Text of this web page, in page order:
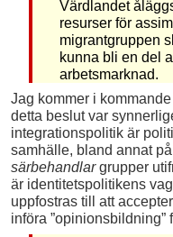
Värdlandet
resurser för
migrantgruppen
kunna bli en del
arbetsmarknad.
Jag kommer i
detta beslut var
integrationspolitik är
samhälle, bland annat
särbehandlargrupper
är identitetspolitikens
uppfostras till att
införa ”opinionsbildning”